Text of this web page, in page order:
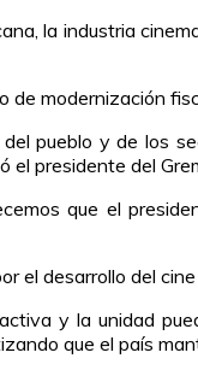
la industria
modernización
pueblo y de los
presidente del
que el
el desarrollo del cine
y la unidad
que el país